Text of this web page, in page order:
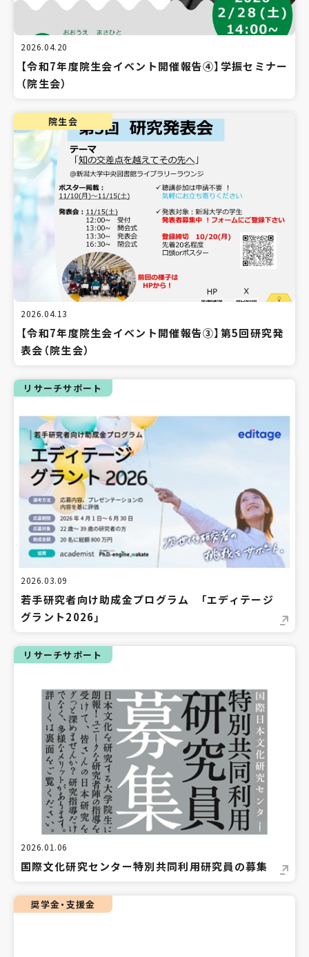
2026.04.20
【令和7年度院生会イベント開催報告④】学振セミナー
（院生会）
院生会
2026.04.13
【令和7年度院生会イベント開催報告③】第5回研究発
表会（院生会）
リサーチサポート
2026.03.09
若手研究者向け助成金プログラム 「エディテージ
グラント2026」
リサーチサポート
2026.01.06
国際文化研究センター特別共同利用研究員の募集
奨学金・支援金